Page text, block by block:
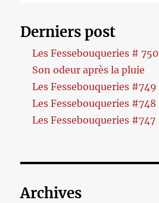
Derniers post
Les Fessebouqueries # 750
Son odeur après la pluie
Les Fessebouqueries #749
Les Fessebouqueries #748
Les Fessebouqueries #747
Archives